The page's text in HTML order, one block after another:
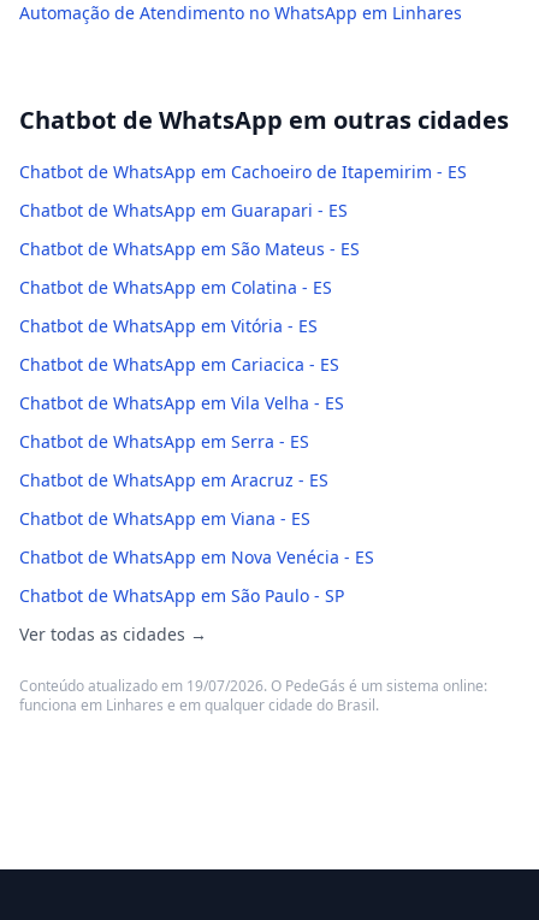
Automação de Atendimento no WhatsApp em Linhares
Chatbot de WhatsApp em outras cidades
Chatbot de WhatsApp em Cachoeiro de Itapemirim - ES
Chatbot de WhatsApp em Guarapari - ES
Chatbot de WhatsApp em São Mateus - ES
Chatbot de WhatsApp em Colatina - ES
Chatbot de WhatsApp em Vitória - ES
Chatbot de WhatsApp em Cariacica - ES
Chatbot de WhatsApp em Vila Velha - ES
Chatbot de WhatsApp em Serra - ES
Chatbot de WhatsApp em Aracruz - ES
Chatbot de WhatsApp em Viana - ES
Chatbot de WhatsApp em Nova Venécia - ES
Chatbot de WhatsApp em São Paulo - SP
Ver todas as cidades →
Conteúdo atualizado em 19/07/2026. O PedeGás é um sistema online:
funciona em Linhares e em qualquer cidade do Brasil.